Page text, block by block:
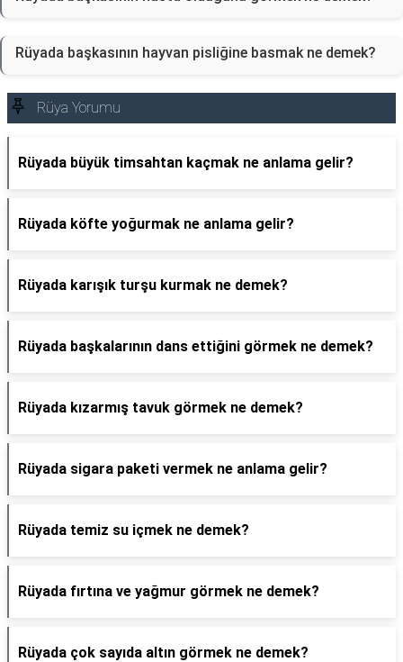
Rüyada başkasının hayvan pisliğine basmak ne demek?
Rüya Yorumu
Rüyada büyük timsahtan kaçmak ne anlama gelir?
Rüyada köfte yoğurmak ne anlama gelir?
Rüyada karışık turşu kurmak ne demek?
Rüyada başkalarının dans ettiğini görmek ne demek?
Rüyada kızarmış tavuk görmek ne demek?
Rüyada sigara paketi vermek ne anlama gelir?
Rüyada temiz su içmek ne demek?
Rüyada fırtına ve yağmur görmek ne demek?
Rüyada çok sayıda altın görmek ne demek?